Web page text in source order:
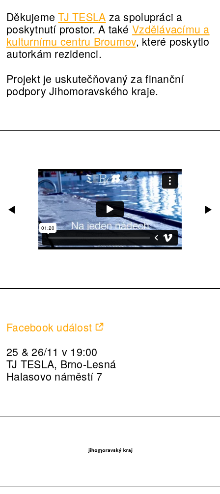
DěkujemeTJ TESLA za spolupráci a
poskytnutí prostor. A takéVzdělávacímu a
kulturnímu centru Broumov, které poskytlo
autorkám rezidenci.
Projekt je uskutečňovaný za finanční
podpory Jihomoravského kraje.
Facebook událost
25 & 26/11 v 19:00
TJ TESLA, Brno-Lesná
Halasovo náměstí 7